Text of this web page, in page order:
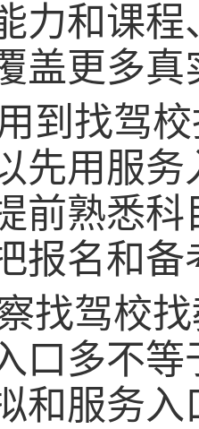
力和课
盖更多
到找驾
先用服
前熟悉
报名和
找驾校
口多不
和服务